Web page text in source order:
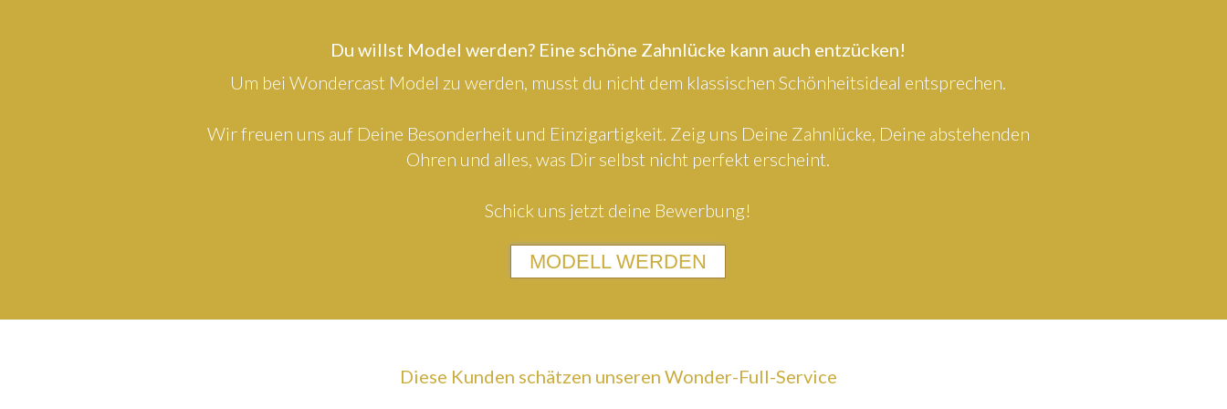
Du willst Model werden? Eine schöne Zahnlücke kann auch entzücken!
Um bei Wondercast Model zu werden, musst du nicht dem klassischen Schönheitsideal entsprechen.
Wir freuen uns auf Deine Besonderheit und Einzigartigkeit. Zeig uns Deine Zahnlücke, Deine abstehenden
Ohren und alles, was Dir selbst nicht perfekt erscheint.
Schick uns jetzt deine Bewerbung!
MODELL WERDEN
Diese Kunden schätzen unseren Wonder-Full-Service